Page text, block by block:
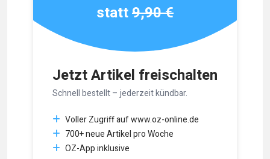
Jetzt Artikel freischalten
Schnell bestellt – jederzeit kündbar.
Voller Zugriff auf www.oz-online.de
700+ neue Artikel pro Woche
OZ-App inklusive
statt9,90 €